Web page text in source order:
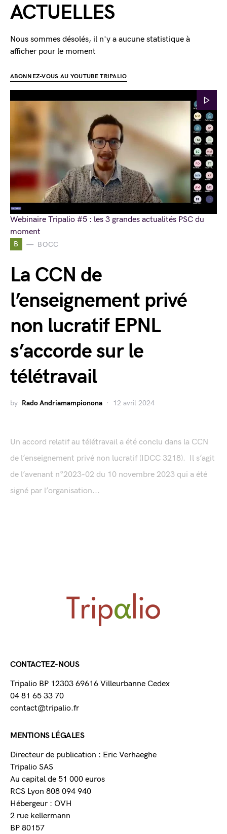
B BOCC
La CCN de
l’enseignement privé
non lucratif EPNL
s’accorde sur le
télétravail
by Rado Andriamampionona 12 avril 2024
Un accord relatif au télétravail a été conclu dans la CCN
de l’enseignement privé non lucratif (IDCC 3218). Il s’agit
de l’avenant n°2023-02 du 10 novembre 2023 qui a été
signé par l’organisation...
ACTUELLES
Nous sommes désolés, il n'y a aucune statistique à
afficher pour le moment
ABONNEZ-VOUS AU YOUTUBE TRIPALIO
Webinaire Tripalio #5 : les 3 grandes actualités PSC du
moment
CONTACTEZ-NOUS
Tripalio BP 12303 69616 Villeurbanne Cedex
04 81 65 33 70
contact@tripalio.fr
MENTIONS LÉGALES
Directeur de publication : Eric Verhaeghe
Tripalio SAS
Au capital de 51 000 euros
RCS Lyon 808 094 940
Hébergeur : OVH
2 rue kellermann
BP 80157